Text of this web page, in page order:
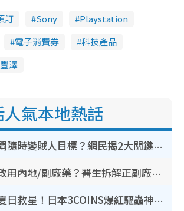
訂 Sony
Playstation
電子消費券
科技產品
豐澤
氣本地熱話
裝修拆鐵閘隨時變賊人目標？網民揭2大關鍵用途：裝新式等於白裝？附新舊鐵閘分別
網傳公院改用內地/副廠藥？醫生拆解正副廠分別 揭4類人換藥隨時出事
怕蟲人士夏日救星！日本3COINS爆紅驅蟲神器$45起 1招「全程免觸碰」輕鬆搞定小強